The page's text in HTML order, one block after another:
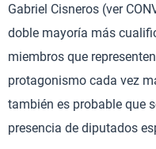
Gabriel Cisneros (ver
doble mayoría más
miembros que
protagonismo cada vez
también es probable que
presencia de diputados